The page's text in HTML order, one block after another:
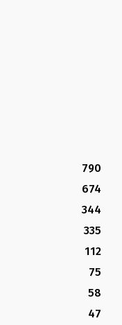
790
674
344
335
112
75
58
47